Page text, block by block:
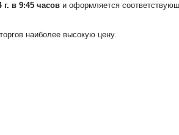
г. в 9:45 часов и оформляется
наиболее высокую цену.